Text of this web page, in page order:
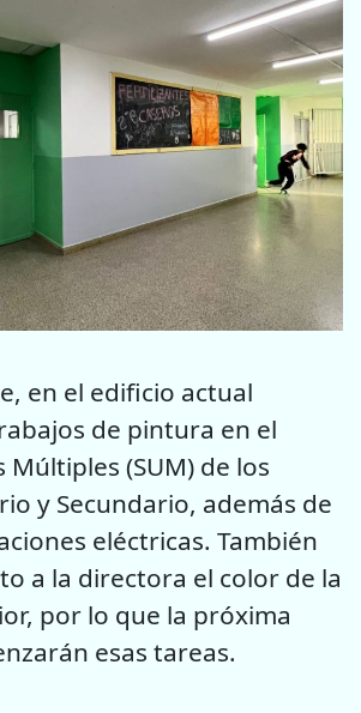
en el edificio actual
de pintura en el
Múltiples (SUM) de los
y Secundario, además de
eléctricas. También
a la directora el color de la
por lo que la próxima
esas tareas.